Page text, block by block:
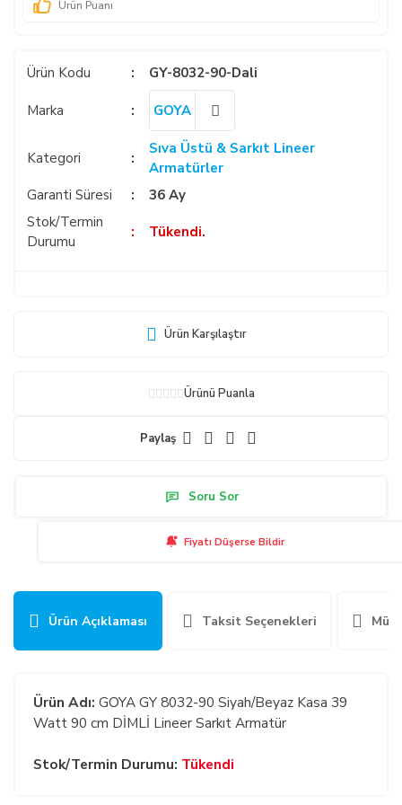
Ürün Puanı
Ürün Kodu GY-8032-90-Dali
Marka GOYA
Kategori
Sıva Üstü & Sarkıt Lineer
Armatürler
Garanti Süresi
36 Ay
Stok/Termin
Durumu
Tükendi.
Ürün Karşılaştır
Ürünü Puanla
Paylaş
Soru Sor
Fiyatı Düşerse Bildir
Ürün Açıklaması Taksit Seçenekleri
Ürün Adı: GOYA GY 8032-90 Siyah/Beyaz Kasa 39
Watt 90 cm DİMLİ Lineer Sarkıt Armatür
Stok/Termin Durumu: Tükendi